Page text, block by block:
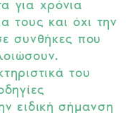
για χρόνια
τους και όχι την
συνθήκες που
του
ειδική σήμανση